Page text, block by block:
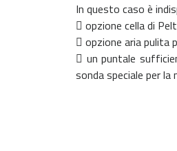
In questo caso è
 opzione cella di
 opzione aria pulita
 un puntale
sonda speciale per la